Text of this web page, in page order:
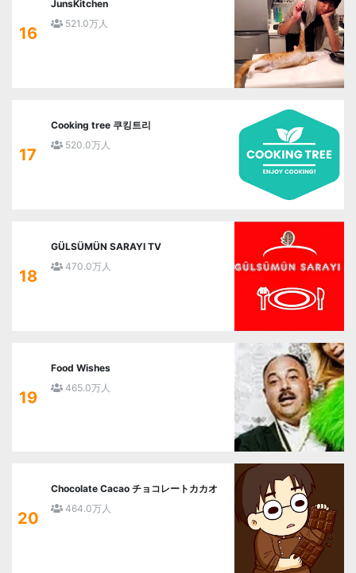
16
JunsKitchen
521.0万人
17
Cooking tree 쿠킹트리
520.0万人
18
GÜLSÜMÜN SARAYI TV
470.0万人
19
Food Wishes
465.0万人
20
Chocolate Cacao チョコレートカカオ
464.0万人